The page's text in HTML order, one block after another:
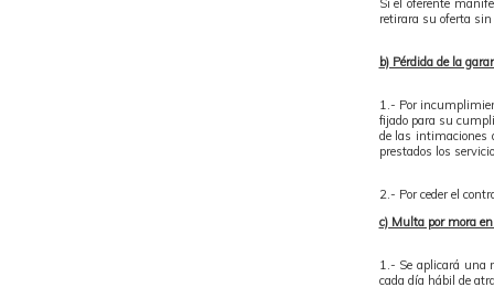
Si el oferente
retirara su oferta
b) Pérdida de la
1.- Por
fijado para su
de las intimaciones
prestados los
2.- Por ceder el
c) Multa por mora
1.- Se aplicará una
cada día hábil de